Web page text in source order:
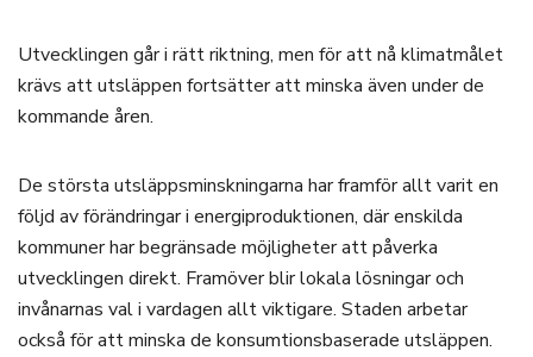
Utvecklingen går i rätt riktning, men för att nå klimatmålet
krävs att utsläppen fortsätter att minska även under de
kommande åren.
De största utsläppsminskningarna har framför allt varit en
följd av förändringar i energiproduktionen, där enskilda
kommuner har begränsade möjligheter att påverka
utvecklingen direkt. Framöver blir lokala lösningar och
invånarnas val i vardagen allt viktigare. Staden arbetar
också för att minska de konsumtionsbaserade utsläppen.